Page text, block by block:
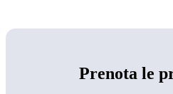
Prenota le